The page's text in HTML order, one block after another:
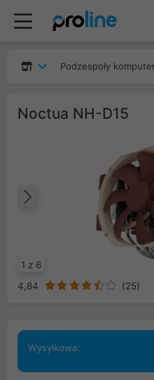
Podzespoły
Noctua NH-D15
1 z 6
Poprzedni
4,84 (25)
Wysyłkowa: